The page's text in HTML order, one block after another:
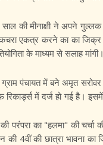
की मीनाक्षी ने अपने
एकत्र करने का का जिक्र
के माध्यम से सलाह
ग्राम पंचायत में बने अमृत
में दर्ज हो गई है।
परंपरा का "हलमा" की
4वीं की छात्रा भावना का